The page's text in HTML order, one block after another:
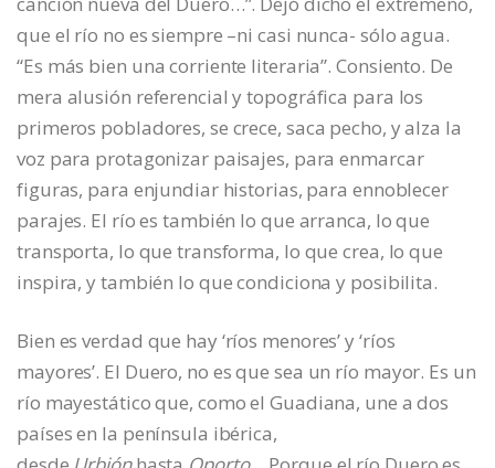
que el río no es siempre –ni casi nunca- sólo agua.
“Es más bien una corriente literaria”. Consiento. De
mera alusión referencial y topográfica para los
primeros pobladores, se crece, saca pecho, y alza la
voz para protagonizar paisajes, para enmarcar
figuras, para enjundiar historias, para ennoblecer
parajes. El río es también lo que arranca, lo que
transporta, lo que transforma, lo que crea, lo que
inspira, y también lo que condiciona y posibilita.
Bien es verdad que hay ‘ríos menores’ y ‘ríos
mayores’. El Duero, no es que sea un río mayor. Es un
río mayestático que, como el Guadiana, une a dos
países en la península ibérica,